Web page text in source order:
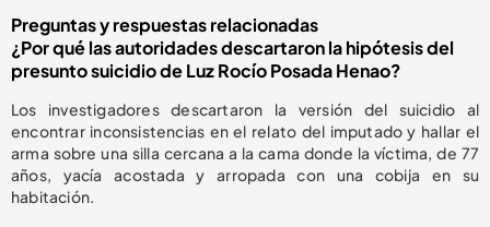
Preguntas y respuestas relacionadas
¿Por qué las autoridades descartaron la hipótesis del
presunto suicidio de Luz Rocío Posada Henao?
Los investigadores descartaron la versión del suicidio al
encontrar inconsistencias en el relato del imputado y hallar el
arma sobre una silla cercana a la cama donde la víctima, de 77
años, yacía acostada y arropada con una cobija en su
habitación.